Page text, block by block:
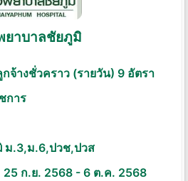
ยาบาลชัยภูมิ
จ้างชั่วคราว (รายวัน) 9 อัตรา
การ
ม.3,ม.6,ปวช,ปวส
25 ก.ย. 2568 - 6 ต.ค. 2568